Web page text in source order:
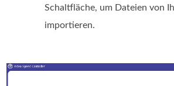
Schaltfläche, um Dateien von
importieren.